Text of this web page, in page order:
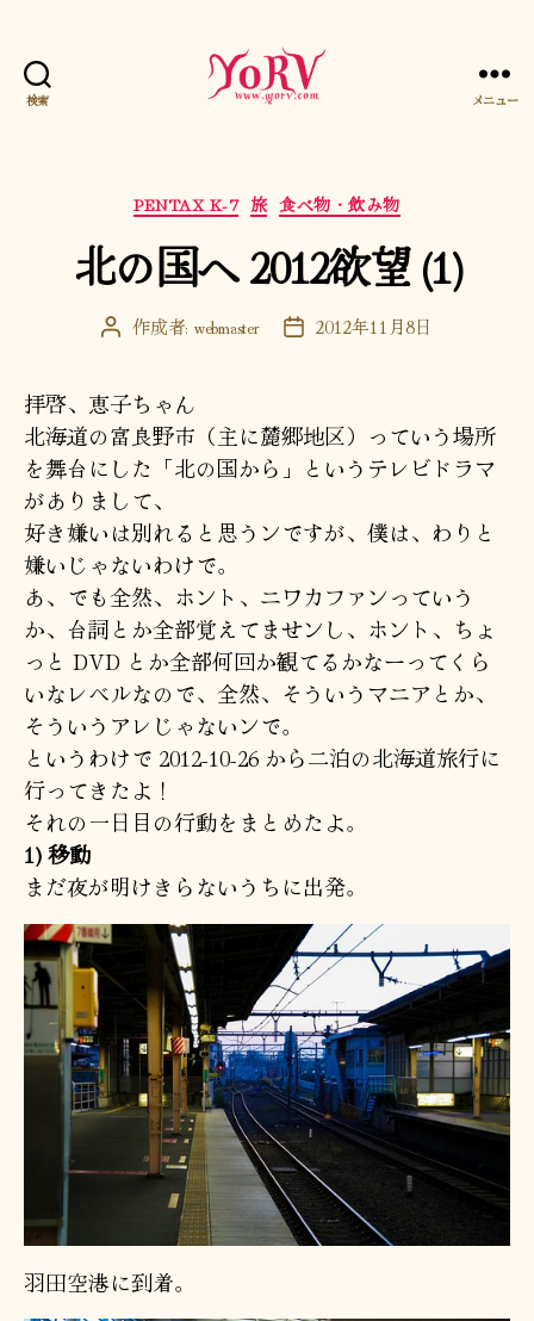
検索 メニュー
カ
テ
ゴ
リ
PENTAX K-7 旅 食べ物・飲み物
北の国へ 2012欲望 (1)
投 作成者: webmaster
投 2012年11月8日
拝啓、恵子ちゃん
北海道の富良野市（主に麓郷地区）っていう場所
を舞台にした「北の国から」というテレビドラマ
がありまして、
好き嫌いは別れると思うンですが、僕は、わりと
嫌いじゃないわけで。
あ、でも全然、ホント、ニワカファンっていう
か、台詞とか全部覚えてませンし、ホント、ちょ
っと DVD とか全部何回か観てるかなーってくら
いなレベルなので、全然、そういうマニアとか、
そういうアレじゃないンで。
というわけで 2012-10-26 から二泊の北海道旅行に
行ってきたよ！
それの一日目の行動をまとめたよ。
1) 移動
まだ夜が明けきらないうちに出発。
羽田空港に到着。